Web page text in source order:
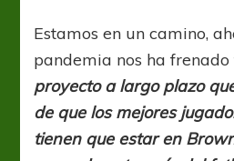
Estamos en un camino,
pandemia nos ha frenado
proyecto a largo plazo
de que los mejores
tienen que estar en